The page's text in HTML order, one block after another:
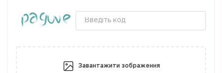
Завантажити зображення